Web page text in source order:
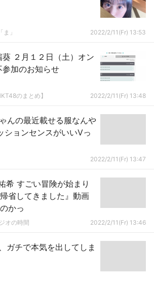
」 2022/2/11(Fr) 13:53
２月１２日（土）オン
加のお知らせ
のまとめ】 2022/2/11(Fr) 13:48
んの最近載せる服なんや
ョンセンスがいいVっ
2022/2/11(Fr) 13:47
希 すごい冒険が始まり
省してきました』動画
かっ
オの時間 2022/2/11(Fr) 13:46
ガチで本気を出してしま